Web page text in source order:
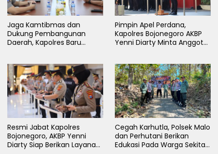
Jaga Kamtibmas dan
Dukung Pembangunan
Daerah, Kapolres Baru
Pimpin Apel Perdana,
Kapolres Bojonegoro AKBP
Yenni Diarty Minta Anggota
Resmi Jabat Kapolres
Bojonegoro, AKBP Yenni
Diarty Siap Berikan Layanan
Cegah Karhutla, Polsek Malo
dan Perhutani Berikan
Edukasi Pada Warga Sekitar